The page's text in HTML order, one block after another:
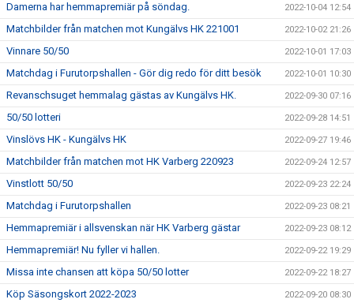
Damerna har hemmapremiär på söndag. 2022-10-04 12:54
Matchbilder från matchen mot Kungälvs HK 221001 2022-10-02 21:26
Vinnare 50/50 2022-10-01 17:03
Matchdag i Furutorpshallen - Gör dig redo för ditt besök 2022-10-01 10:30
Revanschsuget hemmalag gästas av Kungälvs HK. 2022-09-30 07:16
50/50 lotteri 2022-09-28 14:51
Vinslövs HK - Kungälvs HK 2022-09-27 19:46
Matchbilder från matchen mot HK Varberg 220923 2022-09-24 12:57
Vinstlott 50/50 2022-09-23 22:24
Matchdag i Furutorpshallen 2022-09-23 08:21
Hemmapremiär i allsvenskan när HK Varberg gästar 2022-09-23 08:12
Hemmapremiär! Nu fyller vi hallen. 2022-09-22 19:29
Missa inte chansen att köpa 50/50 lotter 2022-09-22 18:27
Köp Säsongskort 2022-2023 2022-09-20 08:30